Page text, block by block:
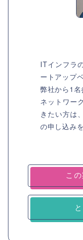
ITインフラ
ートアップ
弊社から1名
ネットワー
きたい方は
の申し込み